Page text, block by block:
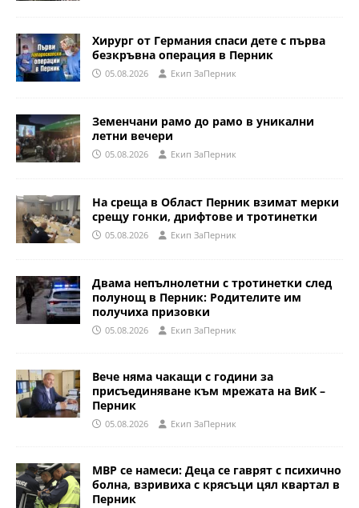
Хирург от Германия спаси дете с първа
безкръвна операция в Перник
05.08.2026 Eкип ЗаПерник
Земенчани рамо до рамо в уникални
летни вечери
05.08.2026 Eкип ЗаПерник
На среща в Област Перник взимат мерки
срещу гонки, дрифтове и тротинетки
05.08.2026 Eкип ЗаПерник
Двама непълнолетни с тротинетки след
полунощ в Перник: Родителите им
получиха призовки
05.08.2026 Eкип ЗаПерник
Вече няма чакащи с години за
присъединяване към мрежата на ВиК –
Перник
05.08.2026 Eкип ЗаПерник
МВР се намеси: Деца се гаврят с психично
болна, взривиха с крясъци цял квартал в
Перник